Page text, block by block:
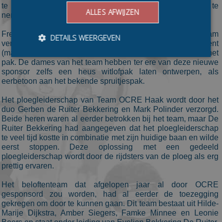
te bundelen en samen het hoofdsponsorschap op zich te
nemen.
Freddy Haak van Haak Solutions is al lange tijd aan het team
verbonden en heeft met zijn bedrijf Haak Chicory Equipment
(materialen voor witlofverwerking) nu een tweede logo op het
pak. De dames van het team hebben ter ere van deze nieuwe
sponsor zelfs een heus witlofpak laten ontwerpen, als
eerbetoon aan het bekende spruitjespak.
Het ploegleiderschap van Team OCRE Haak wordt door het
duo Gerben de Ruiter Bekkering en Mark Polinder verzorgd.
Beide heren waren al eerder betrokken bij het team, maar De
Ruiter Bekkering had aangegeven dat het ploegleiderschap
te veel tijd kostte in combinatie met zijn huidige baan en wilde
eerst stoppen. Deze oplossing met een gedeeld
ploegleiderschap wordt door de rijdsters van de ploeg als erg
prettig ervaren.
Het beloftenteam dat afgelopen jaar al door OCRE
gesponsord zou worden, had al eerder de toezegging
gekregen om door te kunnen gaan. Dit team bestaat uit Hilde-
Marije Dijkstra, Amber Siegers, Famke Minnee en Leonie
ALLES AFWIJZEN
DETAILS WEERGEVEN
Bezoekersgegevens Gerichte advertenties
Prestatiecookies worden gebruikt om te zien hoe
bezoekers de website gebruiken, bijv. analytische
cookies. Deze cookies kunnen niet worden gebruikt om
een bepaalde bezoeker direct te identificeren.
Naam
Aanbieder/
Domein
Vervaldatum
_ga
Google LLC
1 jaar 1
maand
This cookie
name is
Universal
Analytics -
which is a
significant
update to
Google's